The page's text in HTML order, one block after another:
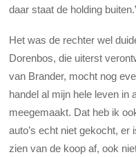
daar staat de holding
Het was de rechter wel
Dorenbos, die uiterst
van Brander, mocht nog
handel al mijn hele leven in
meegemaakt. Dat heb ik
auto’s echt niet gekocht,
zien van de koop af, ook